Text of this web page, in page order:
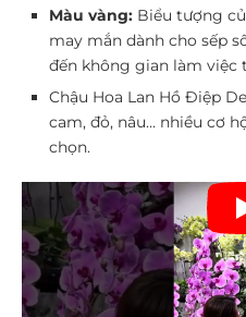
Màu vàng: Biểu tượng
may mắn dành cho sếp
đến không gian làm việc
Chậu Hoa Lan Hồ Điệp
cam, đỏ, nâu… nhiều cơ
chọn.